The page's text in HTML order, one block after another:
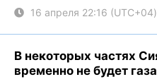
16 апреля 22:16
В некоторых частях
временно не будет газа